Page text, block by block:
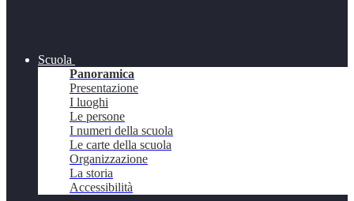
Scuola
Panoramica
Presentazione
I luoghi
Le persone
I numeri della scuola
Le carte della scuola
Organizzazione
La storia
Accessibilità